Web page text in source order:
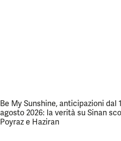
Be My Sunshine, anticipazioni dal
agosto 2026: la verità su Sinan
Poyraz e Haziran